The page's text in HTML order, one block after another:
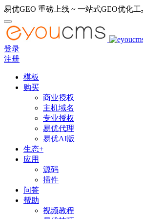
易优GEO 重磅上线 ~ 一站式GEO优化
登录
注册
模板
购买
商业授权
主机域名
专业授权
易优代理
易优AI版
生态+
应用
源码
插件
问答
帮助
视频教程